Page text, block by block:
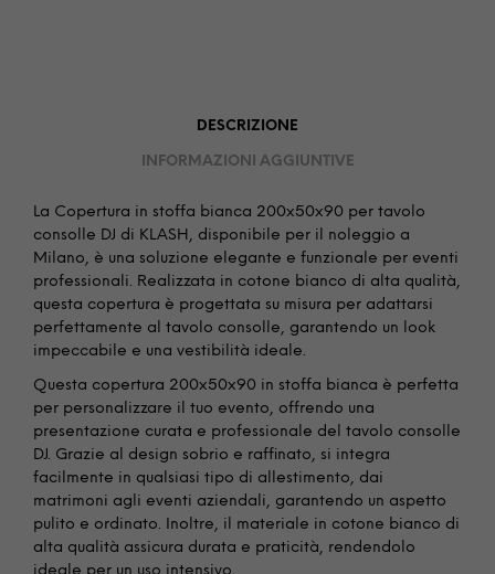
DESCRIZIONE
INFORMAZIONI AGGIUNTIVE
La Copertura in stoffa bianca 200x50x90 per tavolo
consolle DJ di KLASH, disponibile per il noleggio a
Milano, è una soluzione elegante e funzionale per eventi
professionali. Realizzata in cotone bianco di alta qualità,
questa copertura è progettata su misura per adattarsi
perfettamente al tavolo consolle, garantendo un look
impeccabile e una vestibilità ideale.
Questa copertura 200x50x90 in stoffa bianca è perfetta
per personalizzare il tuo evento, offrendo una
presentazione curata e professionale del tavolo consolle
DJ. Grazie al design sobrio e raffinato, si integra
facilmente in qualsiasi tipo di allestimento, dai
matrimoni agli eventi aziendali, garantendo un aspetto
pulito e ordinato. Inoltre, il materiale in cotone bianco di
alta qualità assicura durata e praticità, rendendolo